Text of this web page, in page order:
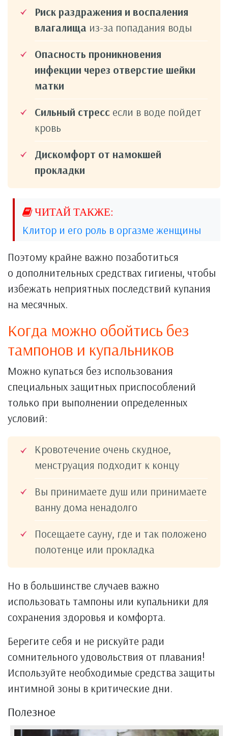
Риск раздражения и воспаления
влагалища из-за попадания воды
Опасность проникновения
инфекции через отверстие шейки
матки
Сильный стресс если в воде пойдет
кровь
Дискомфорт от намокшей
прокладки
Клитор и его роль в оргазме женщины
Поэтому крайне важно позаботиться
о дополнительных средствах гигиены, чтобы
избежать неприятных последствий купания
на месячных.
Когда можно обойтись без
тампонов и купальников
Можно купаться без использования
специальных защитных приспособлений
только при выполнении определенных
условий:
Кровотечение очень скудное,
менструация подходит к концу
Вы принимаете душ или принимаете
ванну дома ненадолго
Посещаете сауну, где и так положено
полотенце или прокладка
Но в большинстве случаев важно
использовать тампоны или купальники для
сохранения здоровья и комфорта.
Берегите себя и не рискуйте ради
сомнительного удовольствия от плавания!
Используйте необходимые средства защиты
интимной зоны в критические дни.
Полезное